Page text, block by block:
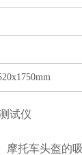
试仪
摩托车头盔的